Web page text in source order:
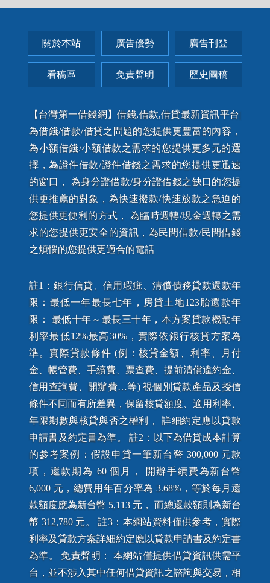
關於本站 廣告優勢 廣告刊登
看稿區 免責聲明 歷史圖稿
【台灣第一借錢網】借錢,借款,借貸最新資訊平台|
為借錢/借款/借貸之問題的您提供更豐富的內容，
為小額借錢/小額借款之需求的您提供更多元的選
擇，為證件借款/證件借錢之需求的您提供更迅速
的窗口， 為身分證借款/身分證借錢之缺口的您提
供更推薦的對象，為快速撥款/快速放款之急迫的
您提供更便利的方式， 為臨時週轉/現金週轉之需
求的您提供更安全的資訊，為民間借款/民間借錢
之煩惱的您提供更適合的電話
註1：銀行信貸、信用瑕疵、清償債務貸款還款年
限：最低一年最長七年，房貸土地123胎還款年
限： 最低十年～最長三十年，本方案貸款機動年
利率最低12%最高30%，實際依銀行核貸方案為
準。實際貸款條件 (例：核貸金額、利率、月付
金、帳管費、手續費、票查費、提前清償違約金、
信用查詢費、開辦費…等) 視個別貸款產品及授信
條件不同而有所差異，保留核貸額度、適用利率、
年限期數與核貸與否之權利， 詳細約定應以貸款
申請書及約定書為準。 註2：以下為借貸成本計算
的參考案例：假設申貸一筆新台幣 300,000 元款
項，還款期為 60 個月， 開辦手續費為新台幣
6,000 元，總費用年百分率為 3.68%，等於每月還
款額度應為新台幣 5,113 元， 而總還款額則為新台
幣 312,780 元。 註3：本網站資料僅供參考，實際
利率及貸款方案詳細約定應以貸款申請書及約定書
為準。 免責聲明： 本網站僅提供借貸資訊供需平
台，並不涉入其中任何借貸資訊之諮詢與交易，相